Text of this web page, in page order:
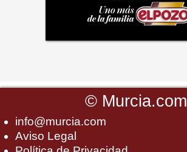
© Murcia.com
info@murcia.com
Aviso Legal